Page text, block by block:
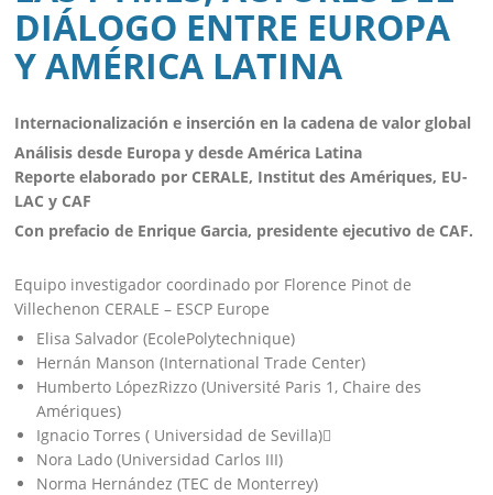
DIÁLOGO ENTRE EUROPA
Y AMÉRICA LATINA
Internacionalización e inserción en la cadena de valor global
Análisis desde Europa y desde América Latina
Reporte elaborado por CERALE, Institut des Amériques, EU-
LAC y CAF
Con prefacio de Enrique Garcia, presidente ejecutivo de CAF.
Equipo investigador coordinado por Florence Pinot de
Villechenon CERALE – ESCP Europe
Elisa Salvador (EcolePolytechnique)
Hernán Manson (International Trade Center)
Humberto LópezRizzo (Université Paris 1, Chaire des
Amériques)
Ignacio Torres ( Universidad de Sevilla)
Nora Lado (Universidad Carlos III)
Norma Hernández (TEC de Monterrey)